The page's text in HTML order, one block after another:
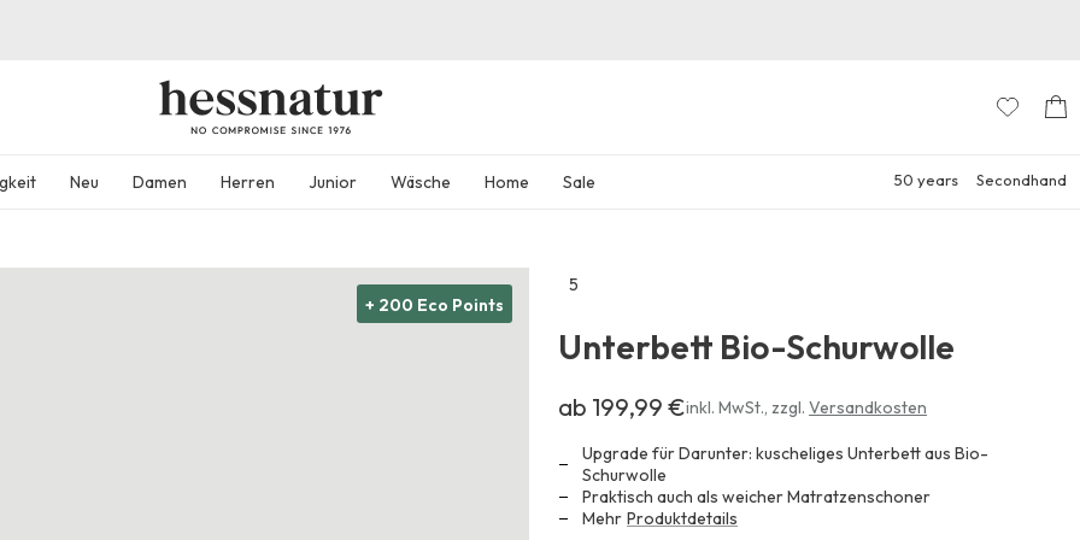
Neu Damen Herren Junior Wäsche Home Sale 50 years Secondhand
+ 200 Eco Points
Zu
Reviews
5
Unterbett Bio-Schurwolle
Erhältlich
199,99 €
ab 199,99 €inkl. MwSt.,zzgl. Versandkosten
Upgrade für Darunter: kuscheliges Unterbett aus Bio-
Schurwolle
Praktisch auch als weicher Matratzenschoner
Mehr Produktdetails